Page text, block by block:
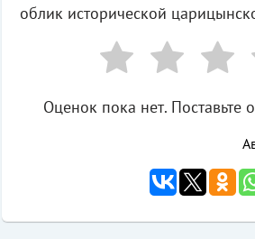
облик исторической
Оценок пока нет. Поставьте